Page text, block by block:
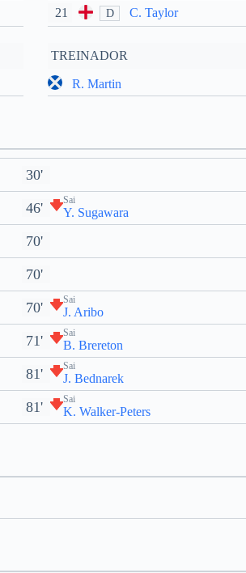
21
D C. Taylor
TREINADOR
R. Martin
30'
46' Sai
Y. Sugawara
70'
70'
70' Sai
J. Aribo
71' Sai
B. Brereton
81' Sai
J. Bednarek
81' Sai
K. Walker-Peters